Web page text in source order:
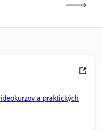
a praktických